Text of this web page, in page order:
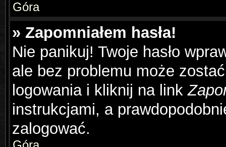
Góra
» Zapomniałem hasła!
Nie panikuj! Twoje hasło
ale bez problemu może
logowania i kliknij na link
instrukcjami, a
zalogować.